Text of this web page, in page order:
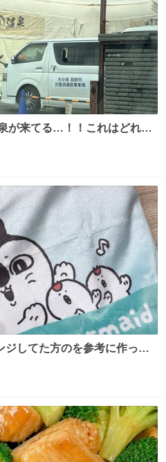
が来てる…！！これはどれぐ
してた方のを参考に作って
ので、ザクザクの目測で縫い
地は人魚のウロコ風な柄にし